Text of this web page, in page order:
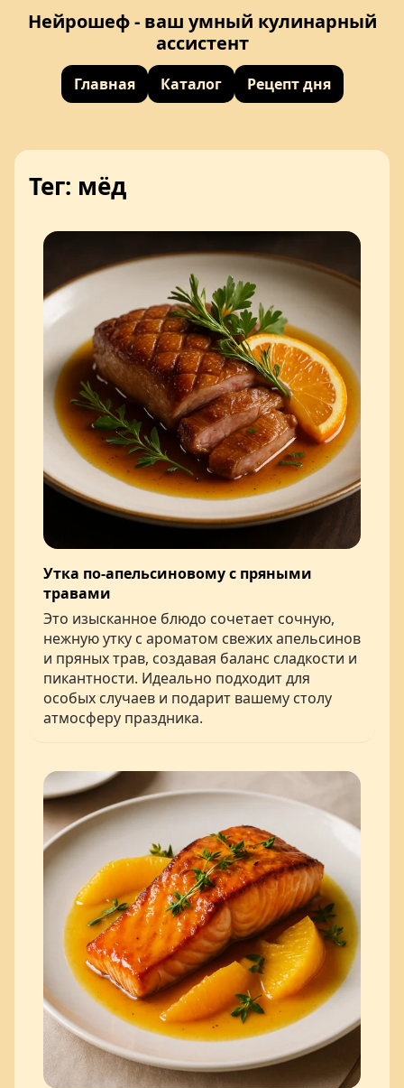
Нейрошеф - ваш умный кулинарный
ассистент
Главная Каталог Рецепт дня
Тег: мёд
Утка по-апельсиновому с пряными
травами
Это изысканное блюдо сочетает сочную,
нежную утку с ароматом свежих апельсинов
и пряных трав, создавая баланс сладкости и
пикантности. Идеально подходит для
особых случаев и подарит вашему столу
атмосферу праздника.